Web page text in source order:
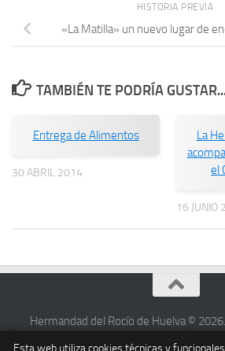
Esta web utiliza cookies técnicas y
HISTORIA PREVIA
«La Matilla» un nuevo lugar de
TAMBIÉN TE PODRÍA
Entrega de Alimentos
30 ABRIL 2014
La
el
16 JUNIO
Hermandad del Rocío de Huelva ©